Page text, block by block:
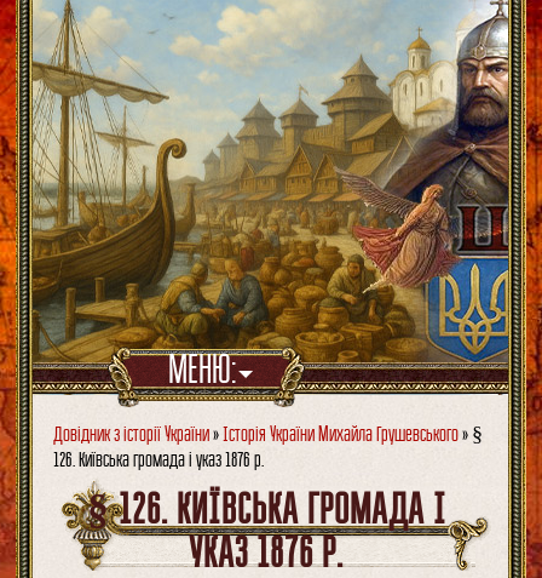
МЕНЮ:
Довідник з історії України»Історія України Михайла Грушевського» §
126. Київська громада і указ 1876 р.
§ 126. КИЇВСЬКА ГРОМАДА І
УКАЗ 1876 Р.